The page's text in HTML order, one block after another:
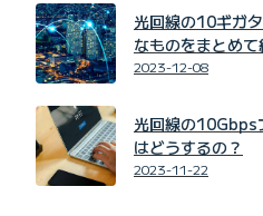
光回線の10ギガ
なものをまとめて
2023-12-08
光回線の10Gbps
はどうするの？
2023-11-22